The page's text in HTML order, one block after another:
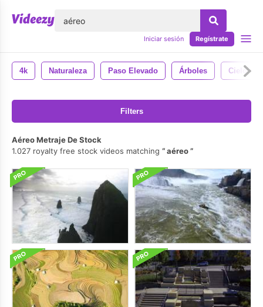
Iniciar sesión Regístrate
4k Naturaleza Paso Elevado Árboles Cielo
Filters
Aéreo Metraje De Stock
1.027 royalty free stock videos matching
aéreo